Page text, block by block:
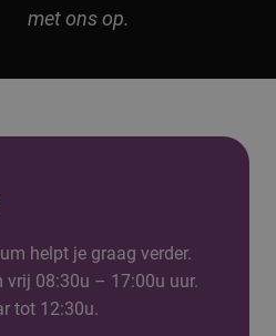
met ons op.
helpt je graag verder.
08:30u – 17:00u uur.
tot 12:30u.